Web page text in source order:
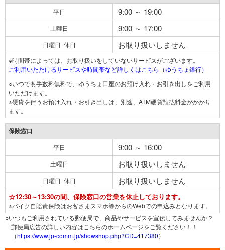
平日 9:00 ～ 19:00
土曜日 9:00 ～ 17:00
日曜日･休日 お取り扱いしません
※時間帯によっては、お取り扱いをしていないサービスがございます。
ご利用いただけるサービスや時間帯など詳しくはこちら（ゆうちょ銀行）
○いつでも手数料無料で、ゆうちょ口座のお預け入れ・お引き出しをご利用
いただけます。
※硬貨を伴うお預け入れ・お引き出しは、別途、ATM硬貨預払料金がかかり
ます。
保険窓口
平日 9:00 ～ 16:00
土曜日 お取り扱いしません
日曜日･休日 お取り扱いしません
☆12:30～13:30の間、保険窓口の営業を休止しております。
※バイク自賠責保険はお客さまスマホ等からのWebでの申込みとなります。
○いつもご利用されている郵便局で、商品やサービスを宣伝してみませんか？
郵便局広告の詳しい内容はこちらのホームページをご覧ください！！
（https://www.jp-comm.jp/showshop.php?CD=417380）